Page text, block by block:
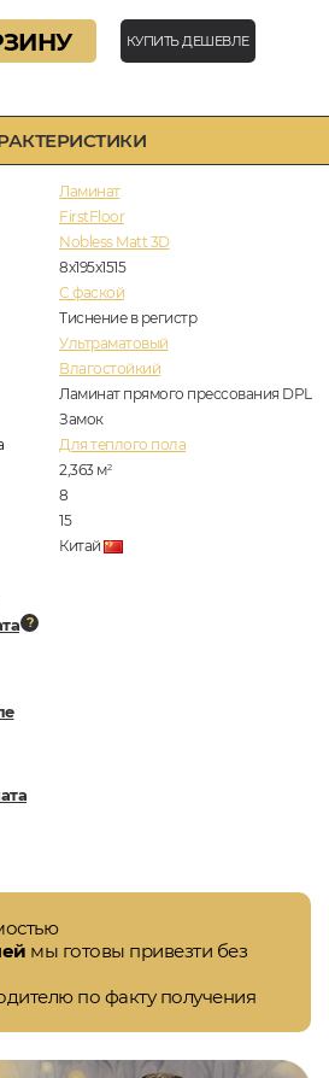
Ламинат
FirstFloor
Nobless Matt 3D
8х195х1515
C фаской
Тиснение в регистр
Ультраматовый
Влагостойкий
Ламинат прямого прессования DPL
Замок
Для теплого пола
2,363 м2
8
15
Китай
КУПИТЬ ДЕШЕВЛЕ
мы готовы привезти без
по факту получения